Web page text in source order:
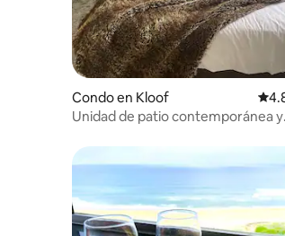
Condo en Kloof
Unidad de patio contemporánea y